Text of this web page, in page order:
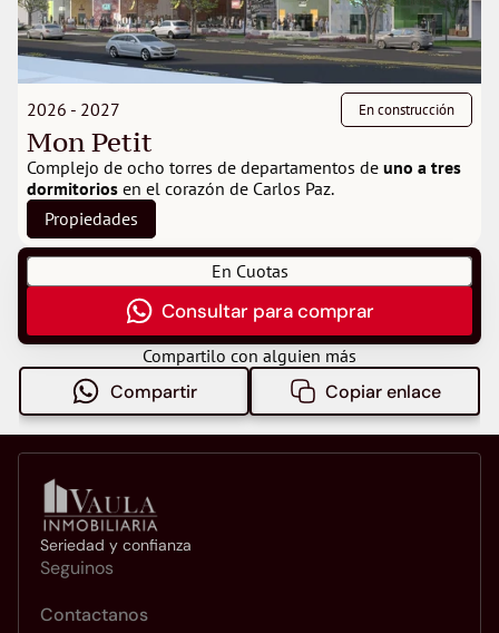
2026 - 2027 En construcción
Mon Petit
Complejo de ocho torres de departamentos de uno a tres
dormitorios en el corazón de Carlos Paz.
Propiedades
En Cuotas
Consultar para comprar
Compartilo con alguien más
Compartir Copiar enlace
Seriedad y confianza
Seguinos
Contactanos